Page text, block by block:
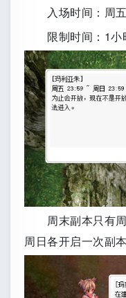
入场时间：周五
限制时间：1小
周末副本只有周
周日各开启一次副本